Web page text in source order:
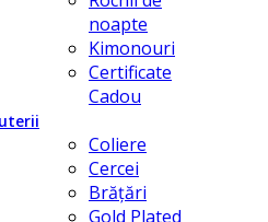
noapte
Kimonouri
Certificate
Cadou
Coliere
Cercei
Brățări
Gold Plated